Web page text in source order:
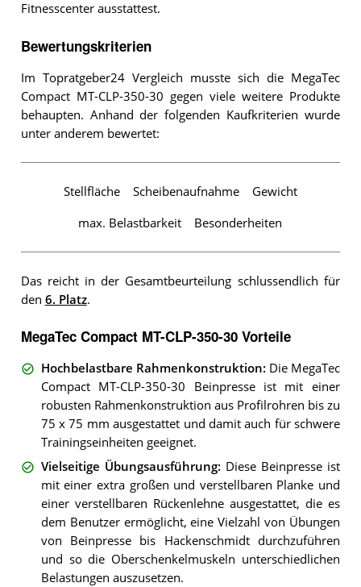
Fitnesscenter ausstattest.
Bewertungskriterien
Im Topratgeber24 Vergleich musste sich die MegaTec
Compact MT-CLP-350-30 gegen viele weitere Produkte
behaupten. Anhand der folgenden Kaufkriterien wurde
unter anderem bewertet:
Stellfläche Scheibenaufnahme Gewicht
max. Belastbarkeit Besonderheiten
Das reicht in der Gesamtbeurteilung schlussendlich für
den 6. Platz.
MegaTec Compact MT-CLP-350-30 Vorteile
Hochbelastbare Rahmenkonstruktion: Die MegaTec
Compact MT-CLP-350-30 Beinpresse ist mit einer
robusten Rahmenkonstruktion aus Profilrohren bis zu
75 x 75 mm ausgestattet und damit auch für schwere
Trainingseinheiten geeignet.
Vielseitige Übungsausführung: Diese Beinpresse ist
mit einer extra großen und verstellbaren Planke und
einer verstellbaren Rückenlehne ausgestattet, die es
dem Benutzer ermöglicht, eine Vielzahl von Übungen
von Beinpresse bis Hackenschmidt durchzuführen
und so die Oberschenkelmuskeln unterschiedlichen
Belastungen auszusetzen.